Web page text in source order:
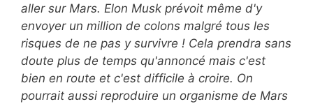
aller sur Mars. Elon Musk prévoit même d'y
envoyer un million de colons malgré tous les
risques de ne pas y survivre ! Cela prendra sans
doute plus de temps qu'annoncé mais c'est
bien en route et c'est difficile à croire. On
pourrait aussi reproduire un organisme de Mars